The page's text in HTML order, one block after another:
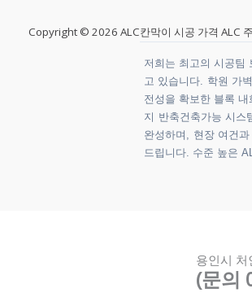
Copyright © 2026 ALC칸막이 시공 가격 ALC
저희는 최고의 시공팀
고 있습니다. 학원 가
전성을 확보한 블록
지 반축건축가능 시스
완성하며, 현장 여건
드립니다. 수준 높은
용인시 처
(문의